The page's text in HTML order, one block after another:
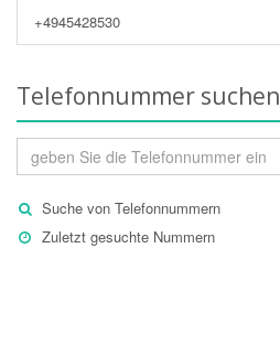
+4945428530
Telefonnummer suchen
Suche von Telefonnummern
Zuletzt gesuchte Nummern